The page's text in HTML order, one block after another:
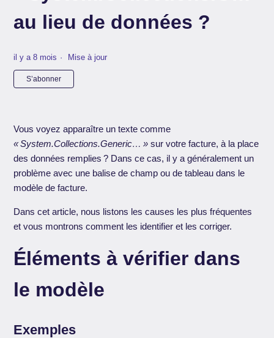
au lieu de données ?
il y a 8 mois Mise à jour
S’abonner
Vous voyez apparaître un texte comme
« System.Collections.Generic… » sur votre facture, à la place
des données remplies ? Dans ce cas, il y a généralement un
problème avec une balise de champ ou de tableau dans le
modèle de facture.
Dans cet article, nous listons les causes les plus fréquentes
et vous montrons comment les identifier et les corriger.
Éléments à vérifier dans
le modèle
Exemples